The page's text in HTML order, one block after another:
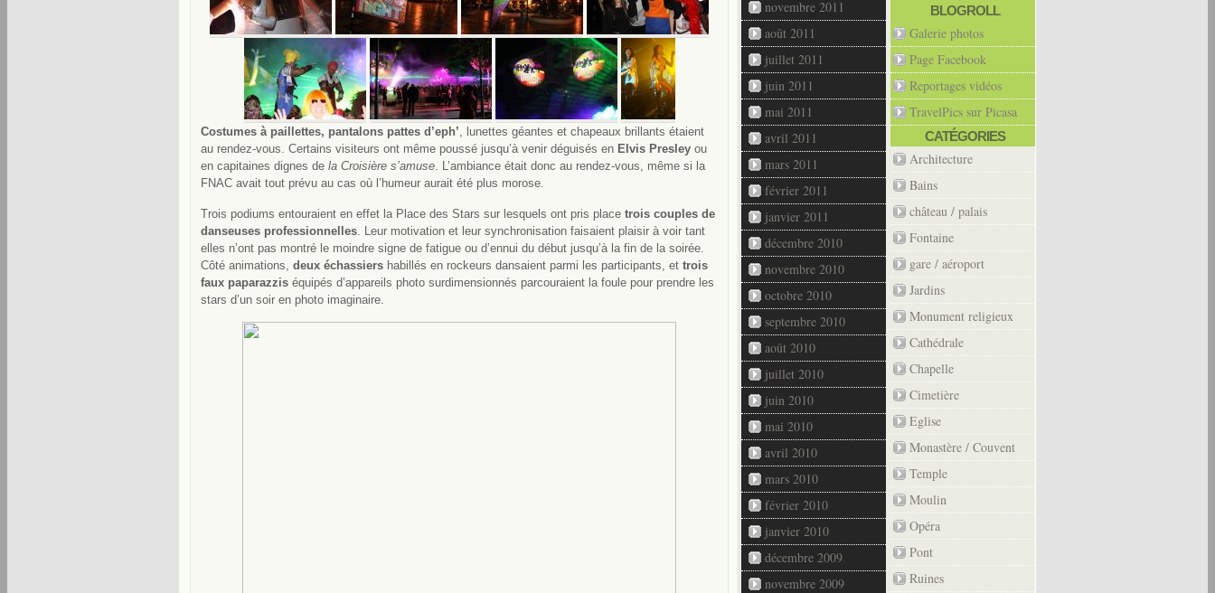
Costumes à paillettes, pantalons pattes d’eph’, lunettes géantes et chapeaux brillants étaient
au rendez-vous. Certains visiteurs ont même poussé jusqu’à venir déguisés en Elvis Presley ou
en capitaines dignes de la Croisière s’amuse. L’ambiance était donc au rendez-vous, même si la
FNAC avait tout prévu au cas où l’humeur aurait été plus morose.
Trois podiums entouraient en effet la Place des Stars sur lesquels ont pris place trois couples de
danseuses professionnelles. Leur motivation et leur synchronisation faisaient plaisir à voir tant
elles n’ont pas montré le moindre signe de fatigue ou d’ennui du début jusqu’à la fin de la soirée.
Côté animations, deux échassiers habillés en rockeurs dansaient parmi les participants, et trois
faux paparazzis équipés d’appareils photo surdimensionnés parcouraient la foule pour prendre les
stars d’un soir en photo imaginaire.
novembre 2011
août 2011
juillet 2011
juin 2011
mai 2011
avril 2011
mars 2011
février 2011
janvier 2011
décembre 2010
novembre 2010
octobre 2010
septembre 2010
août 2010
juillet 2010
juin 2010
mai 2010
avril 2010
mars 2010
février 2010
janvier 2010
décembre 2009
novembre 2009
BLOGROLL
Galerie photos
Page Facebook
Reportages vidéos
TravelPics sur Picasa
CATÉGORIES
Architecture
Bains
château / palais
Fontaine
gare / aéroport
Jardins
Monument religieux
Cathédrale
Chapelle
Cimetière
Eglise
Monastère / Couvent
Temple
Moulin
Opéra
Pont
Ruines